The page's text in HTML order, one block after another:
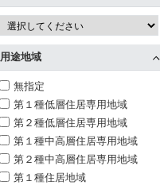
用途地域
無指定
第１種低層住居専用地域
第２種低層住居専用地域
第１種中高層住居専用地域
第２種中高層住居専用地域
第１種住居地域